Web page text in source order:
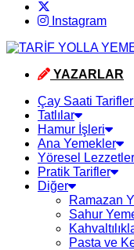
Instagram
YAZARLAR
Çay Saati
Tatlılar
Hamur İşleri
Ana Yemekler
Yöresel Lezzetler
Pratik Tarifler
Diğer
Ramazan
Sahur
Pasta ve